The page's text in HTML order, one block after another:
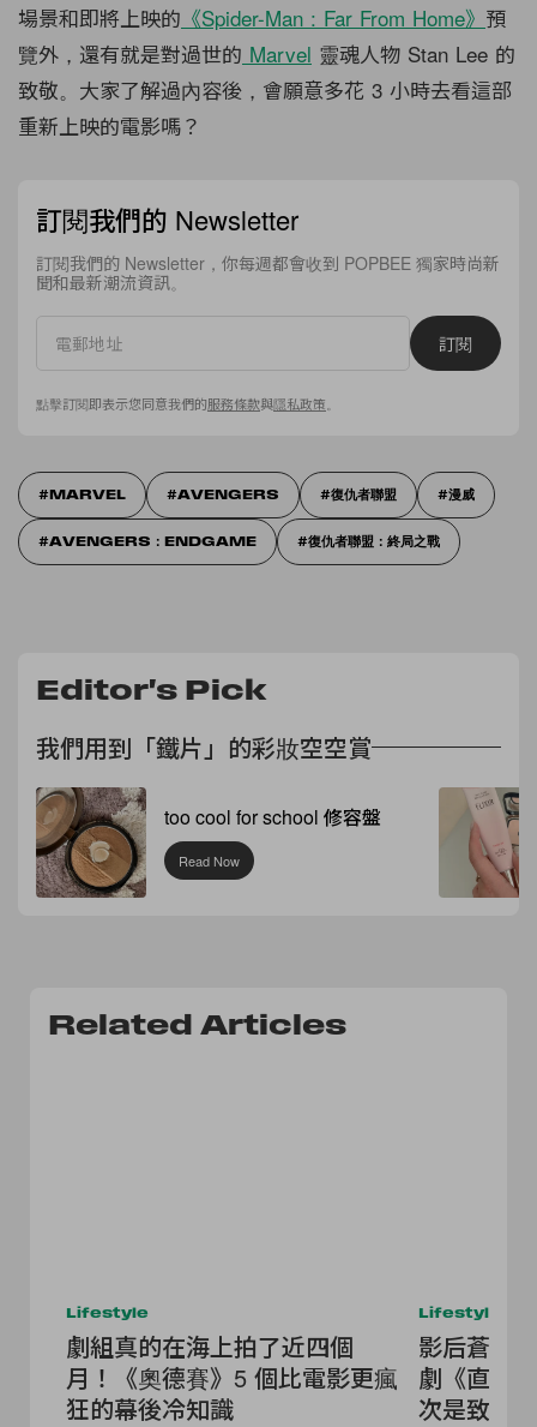
場景和即將上映的 《Spider-Man : Far From Home》 預
覽外，還有就是對過世的 Marvel 靈魂人物 Stan Lee 的
致敬。大家了解過內容後，會願意多花 3 小時去看這部
重新上映的電影嗎？
訂閱我們的 Newsletter
訂閱我們的 Newsletter，你每週都會收到 POPBEE 獨家時尚新
聞和最新潮流資訊。
訂閱
點擊訂閱即表示您同意我們的服務條款與隱私政策
MARVEL AVENGERS 復仇者聯盟 漫威
AVENGERS：ENDGAME 復仇者聯盟：終局之戰
Editor's Pick
我們用到「鐵片」的彩妝空空賞
too cool for school 修容盤
Read Now
Related Articles
Lifestyle
劇組真的在海上拍了近四個
月！《奧德賽》5 個比電影更瘋
狂的幕後冷知識
Lifestyle
影后蒼井
劇《直到
次是致鬱